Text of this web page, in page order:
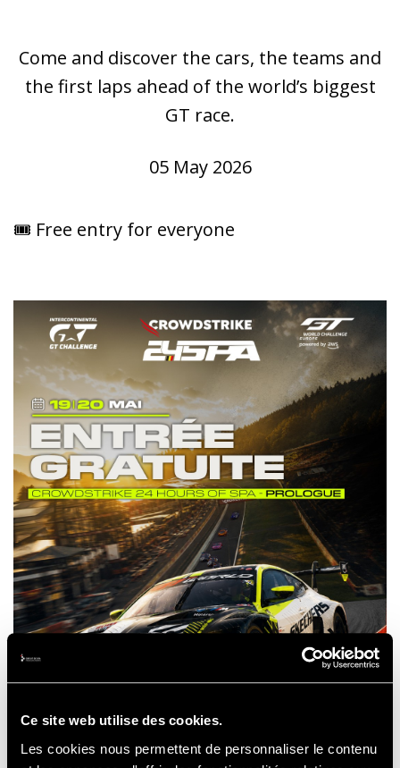
Ce site web utilise des cookies.
Les cookies nous permettent de personnaliser le contenu
Come and discover the cars, the teams and
the first laps ahead of the world’s biggest
GT race.
05 May 2026
🎟️ Free entry for everyone